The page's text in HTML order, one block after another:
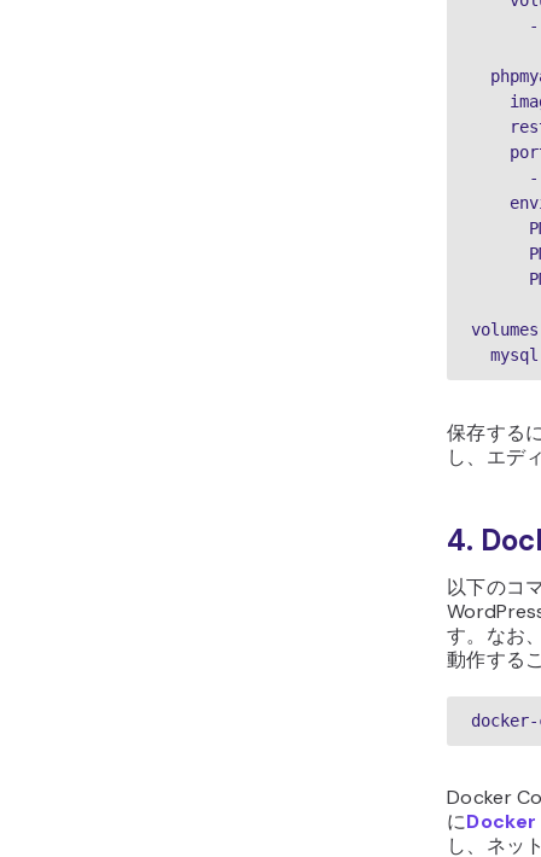
保存する
し、エデ
4.
以下のコ
す。なお
動作する
docker-
Docker
にDocker
し、ネッ